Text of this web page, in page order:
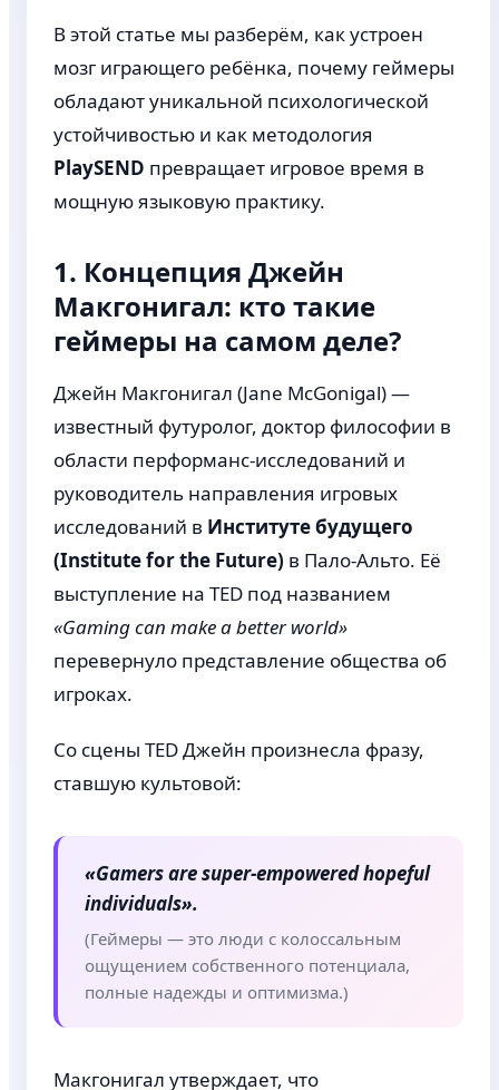
В этой статье мы разберём, как устроен
мозг играющего ребёнка, почему геймеры
обладают уникальной психологической
устойчивостью и как методология
PlaySEND превращает игровое время в
мощную языковую практику.
1. Концепция Джейн
Макгонигал: кто такие
геймеры на самом деле?
Джейн Макгонигал (Jane McGonigal) —
известный футуролог, доктор философии в
области перформанс-исследований и
руководитель направления игровых
исследований в Институте будущего
(Institute for the Future) в Пало-Альто. Её
выступление на TED под названием
«Gaming can make a better world»
перевернуло представление общества об
игроках.
Со сцены TED Джейн произнесла фразу,
ставшую культовой:
«Gamers are super-empowered hopeful
individuals».
(Геймеры — это люди с колоссальным
ощущением собственного потенциала,
полные надежды и оптимизма.)
Макгонигал утверждает, что